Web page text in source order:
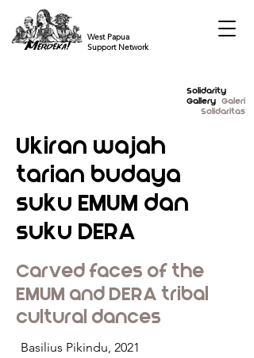
West Papua
Support Network
Solidarity
Gallery Galeri
Solidaritas
Ukiran wajah
tarian budaya
suku EMUM dan
suku DERA
Carved faces of the
EMUM and DERA tribal
cultural dances
Basilius Pikindu, 2021